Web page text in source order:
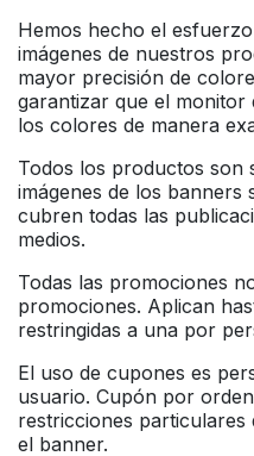
Hemos hecho el
imágenes de nuestros
mayor precisión de
garantizar que el
los colores de manera
Todos los productos son
imágenes de los banners
cubren todas las
medios.
Todas las promociones
promociones. Aplican
restringidas a una por
El uso de cupones es
usuario. Cupón por
restricciones particulares
el banner.